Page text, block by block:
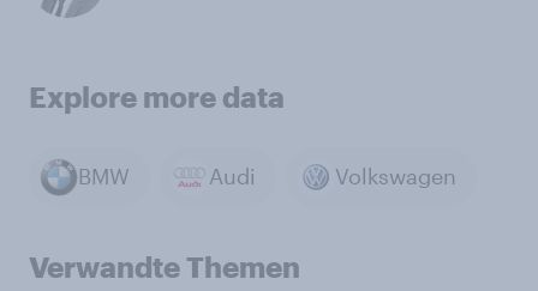
Explore more data
BMW Audi Volkswagen
Verwandte Themen